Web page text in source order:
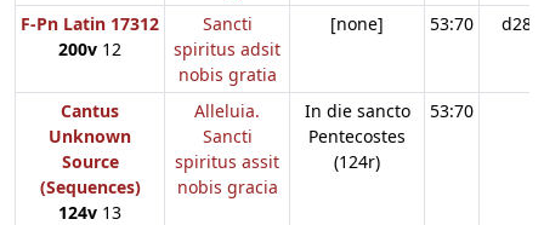
F-Pn Latin 17312
200v 12
Sancti
spiritus adsit
nobis gratia
[none] 53:70 d28
Cantus
Unknown
Source
(Sequences)
124v 13
Alleluia.
Sancti
spiritus assit
nobis gracia
In die sancto
Pentecostes
(124r)
53:70